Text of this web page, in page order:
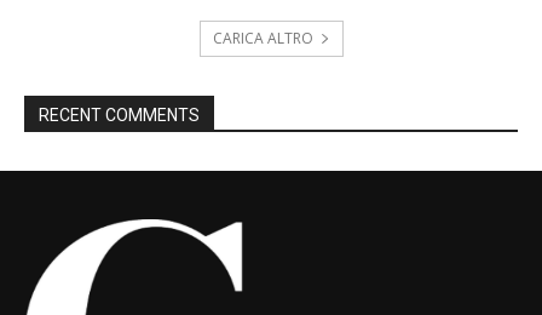
CARICA ALTRO
RECENT COMMENTS